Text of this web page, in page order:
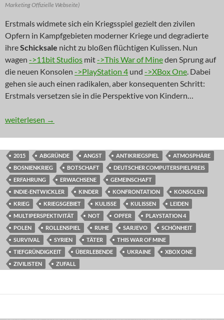
Marketing Offizielle Webseite)
Erstmals widmete sich ein Kriegsspiel gezielt den zivilen
Opfern in Kampfgebieten moderner Kriege und degradierte
ihreSchicksale nicht zu bloßen flüchtigen Kulissen. Nun
wagen ->11bit Studios mit->This War of Mineden Sprung auf
die neuen Konsolen ->PlayStation 4 und ->XBox One . Dabei
gehen sie auch einen radikalen, aber konsequenten Schritt:
Erstmals versetzen sie in die Perspektive von Kindern…
NEWS: Kinderkram
weiterlesen →
2015 ABGRÜNDE ANGST ANTIKRIEGSPIEL
ATMOSPHÄRE
BOSNIENKRIEG
BOTSCHAFT
DEUTSCHER COMPUTERSPIELPREIS
ERFAHRUNG
ERWACHSENE
GEMEINSCHAFT
INDIE-ENTWICKLER
KINDER KONFRONTATION
KONSOLEN
KRIEG
KRIEGSGEBIET KULISSE KULISSEN
LEIDEN
MULTIPERSPEKTIVITÄT
NOT OPFER
PLAYSTATION 4
POLEN
ROLLENSPIEL RUHE SARJEVO
SCHÖNHEIT
SURVIVAL
SYRIEN TÄTER
THIS WAR OF MINE
TIEFGRÜNDIGKEIT
ÜBERLEBENDE UKRAINE
XBOX ONE
ZIVILISTEN
ZUFALL